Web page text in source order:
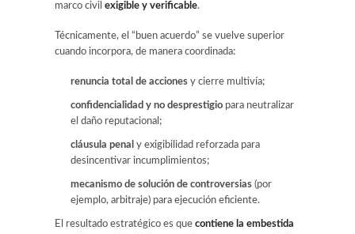
marco civil exigible y verificable.
Técnicamente, el “buen acuerdo” se vuelve superior
cuando incorpora, de manera coordinada:
renuncia total de acciones y cierre multivía;
confidencialidad y no desprestigio para neutralizar
el daño reputacional;
cláusula penal y exigibilidad reforzada para
desincentivar incumplimientos;
mecanismo de solución de controversias (por
ejemplo, arbitraje) para ejecución eficiente.
El resultado estratégico es que contiene la embestida